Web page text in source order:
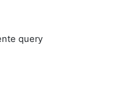
query